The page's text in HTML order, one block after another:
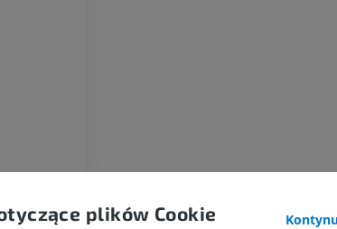
Koń – Miologia
plików Cookie